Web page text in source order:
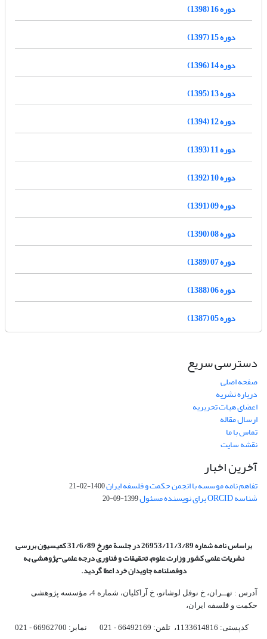
دوره 16 (1398)
دوره 15 (1397)
دوره 14 (1396)
دوره 13 (1395)
دوره 12 (1394)
دوره 11 (1393)
دوره 10 (1392)
دوره 09 (1391)
دوره 08 (1390)
دوره 07 (1389)
دوره 06 (1388)
دوره 05 (1387)
دسترسی سریع
صفحه اصلی
درباره نشریه
اعضای هیات تحریریه
ارسال مقاله
تماس با ما
نقشه سایت
آخرین اخبار
تفاهم نامه موسسه با انجمن حکمت و فلسفه ایران1400-02-21
شناسه ORCID برای نویسنده مسئول 1399-09-20
براساس نامه شماره 26953/11/3/89 در جلسة مورخ 31/6/89 کمیسیون
بررسی
نشریات علمی کشور وزارت علوم، تحقیقات و فناوری درجه علمی‌-پژوهشیبه
دوفصلنامه جاویدان خرد اعطا گردید.
آدرس : تهــران، خ نوفل لوشاتو، خ آراکلیان، شماره 4،‌ مؤسسه پژوهشی
حکمت و فلسفه ایران،‌
کدپستی: 1133614816، تلفن: 66492169 - 021 نمابر: 66962700 - 021